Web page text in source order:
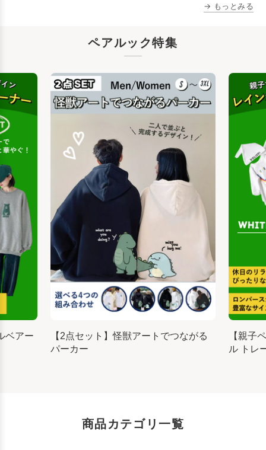
→ もっとみる
ペアルック特集
ベアー
【2点セット】怪獣アートでつながる
パーカー
【親子
ル トレ
商品カテゴリ一覧